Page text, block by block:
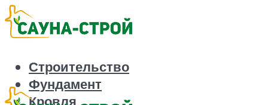
Строительство
Фундамент
Кровля